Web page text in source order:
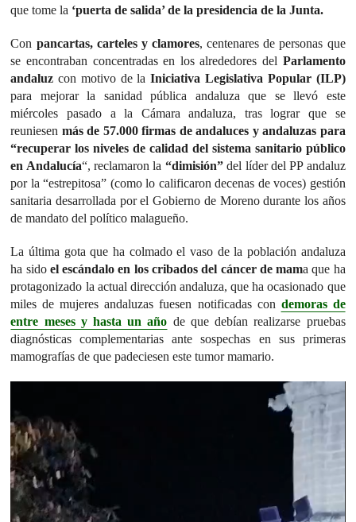
que tome la ‘puerta de salida’ de la presidencia de la Junta.
Con pancartas, carteles y clamores, centenares de personas que
se encontraban concentradas en los alrededores del Parlamento
andaluz con motivo de laIniciativa Legislativa Popular (ILP)
para mejorar la sanidad pública andaluza que se llevó este
miércoles pasado a la Cámara andaluza, tras lograr que se
reuniesen más de 57.000 firmas de andaluces y andaluzas para
“recuperar los niveles de calidad del sistema sanitario público
en Andalucía“, reclamaron la “dimisión”del líder del PP andaluz
por la “estrepitosa” (como lo calificaron decenas de voces) gestión
sanitaria desarrollada por el Gobierno de Moreno durante los años
de mandato del político malagueño.
La última gota que ha colmado el vaso de la población andaluza
ha sido el escándalo en los cribados del cáncer de mama que ha
protagonizado la actual dirección andaluza, que ha ocasionado que
miles de mujeres andaluzas fuesen notificadas con demoras de
entre meses y hasta un año de que debían realizarse pruebas
diagnósticas complementarias ante sospechas en sus primeras
mamografías de que padeciesen este tumor mamario.
vídeo